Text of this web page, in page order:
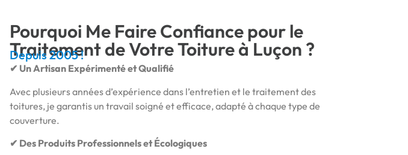
Pourquoi Me Faire Confiance pour le
Traitement de Votre Toiture à Luçon ?
Depuis 2005 !
✔ Un Artisan Expérimenté et Qualifié
Avec plusieurs années d’expérience dans l’entretien et le traitement des
toitures, je garantis un travail soigné et efficace, adapté à chaque type de
couverture.
✔ Des Produits Professionnels et Écologiques